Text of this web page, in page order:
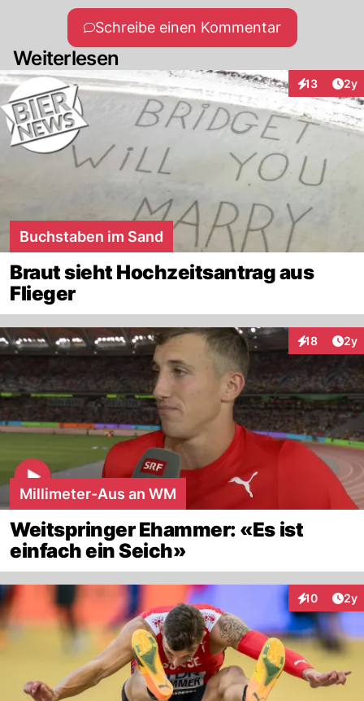
Schreibe einen Kommentar
Weiterlesen
13 2y
Buchstaben im Sand
Braut sieht Hochzeitsantrag aus
Flieger
18 2y
Millimeter-Aus an WM
Weitspringer Ehammer: «Es ist
einfach ein Seich»
10 2y